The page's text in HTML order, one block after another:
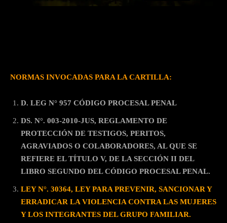
NORMAS INVOCADAS PARA LA CARTILLA:
D. LEG N° 957 CÓDIGO PROCESAL PENAL
DS. N°. 003-2010-JUS, REGLAMENTO DE
PROTECCIÓN DE TESTIGOS, PERITOS,
AGRAVIADOS O COLABORADORES, AL QUE SE
REFIERE EL TÍTULO V, DE LA SECCIÓN II DEL
LIBRO SEGUNDO DEL CÓDIGO PROCESAL PENAL.
LEY N°. 30364, LEY PARA PREVENIR, SANCIONAR Y
ERRADICAR LA VIOLENCIA CONTRA LAS MUJERES
Y LOS INTEGRANTES DEL GRUPO FAMILIAR.